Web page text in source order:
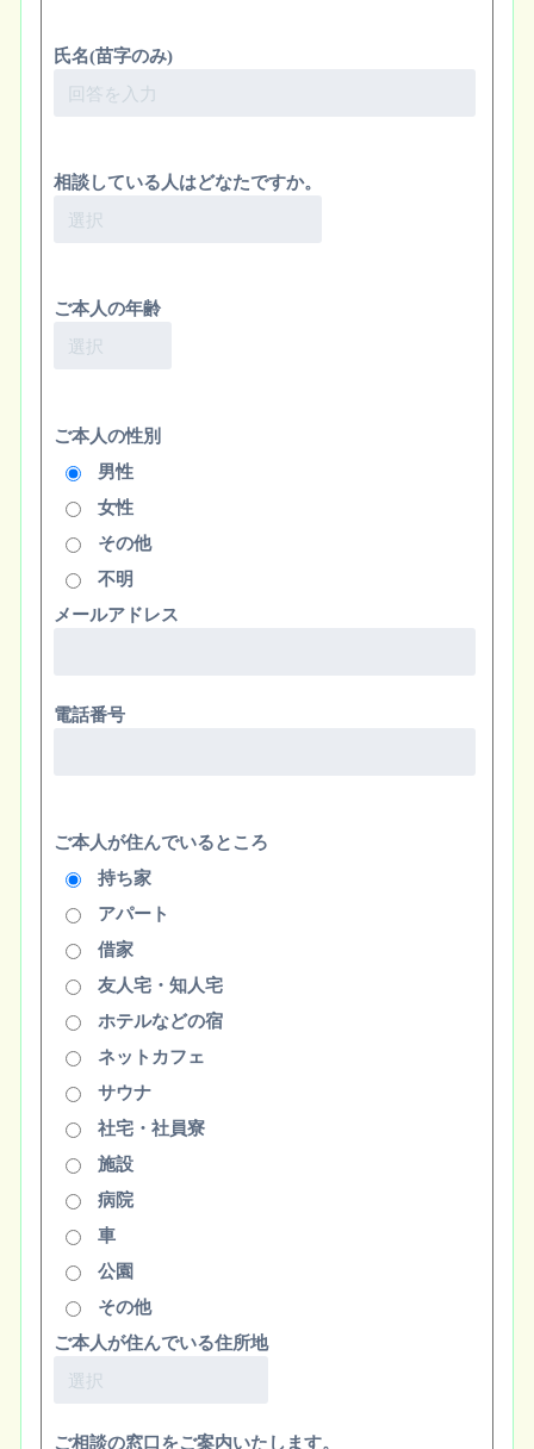
氏名(苗字のみ)
相談している人はどなたですか。
ご本人の年齢
ご本人の性別
男性
女性
その他
不明
メールアドレス
電話番号
ご本人が住んでいるところ
持ち家
アパート
借家
友人宅・知人宅
ホテルなどの宿
ネットカフェ
サウナ
社宅・社員寮
施設
病院
車
公園
その他
ご本人が住んでいる住所地
ご相談の窓口をご案内いたします。